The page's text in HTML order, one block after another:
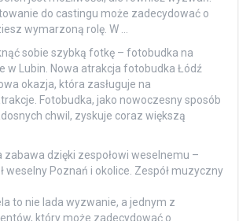
do castingu może zadecydować o
wymarzoną rolę. W …
sobie szybką fotkę – fotobudka na
w Lubin. Nowa atrakcja fotobudka Łódź
okazja, która zasługuje na
Fotobudka, jako nowoczesny sposób
chwil, zyskuje coraz większą
zabawa dzięki zespołowi weselnemu –
weselny Poznań i okolice. Zespół muzyczny
to nie lada wyzwanie, a jednym z
który może zadecydować o